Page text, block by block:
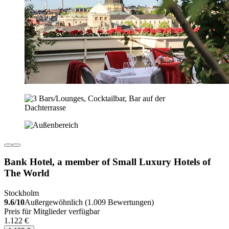
Bank Hotel, a member of Small Luxury Hotels of
The World
Stockholm
9.6/10Außergewöhnlich (1.009 Bewertungen)
Preis für Mitglieder verfügbar
1.122 €